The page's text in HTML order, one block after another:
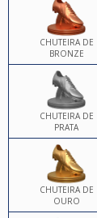
CHUTEIRA DE
BRONZE
CHUTEIRA DE
PRATA
CHUTEIRA DE
OURO